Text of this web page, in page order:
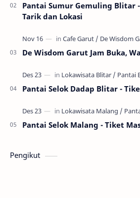
Pantai Sumur Gemuling Blitar
Tarik dan Lokasi
De Wisdom Garut Jam Buka,
Pantai Selok Dadap Blitar -
Pantai Selok Malang - Tiket
Pengikut